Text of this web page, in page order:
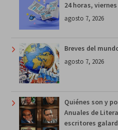
24 horas,
agosto 7, 2026
Breves del
agosto 7, 2026
Quiénes son y
Anuales de
escritores